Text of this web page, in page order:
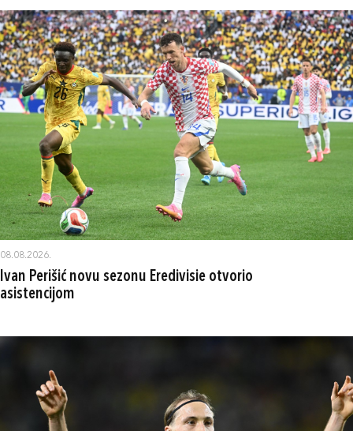
08.08.2026.
Ivan Perišić novu sezonu Eredivisie otvorio
asistencijom